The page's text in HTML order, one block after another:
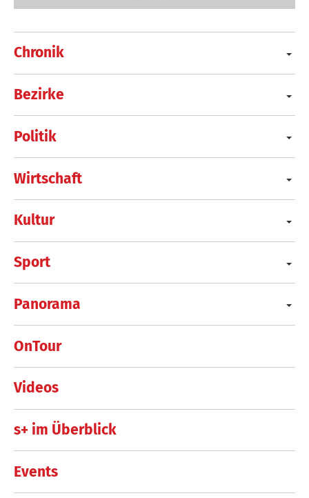
Chronik
Bezirke
Politik
Wirtschaft
Kultur
Sport
Panorama
OnTour
Videos
s+ im Überblick
Events